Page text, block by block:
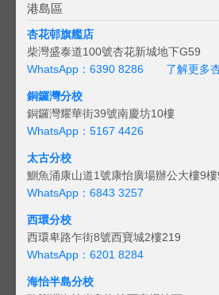
港島區
杏花邨旗艦店
柴灣盛泰道100號杏花新城地下G59
WhatsApp：6390 8286
了解更多
銅鑼灣分校
銅鑼灣耀華街39號南慶坊10樓
WhatsApp：5167 4426
太古分校
鰂魚涌康山道1號康怡廣場辦公大樓9樓
WhatsApp：6843 3257
西環分校
西環卑路乍街8號西寶城2樓219
WhatsApp：6201 8284
海怡半島分校